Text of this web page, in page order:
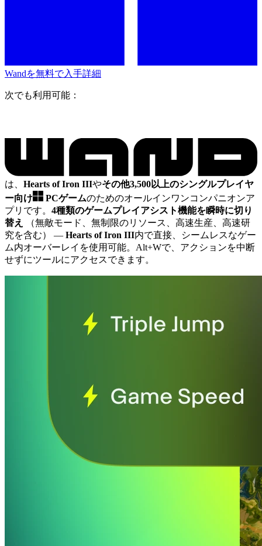
Wandを無料で入手詳細
次でも利用可能：
は、 Hearts of Iron IIIやその他3,500以上のシングルプレイヤ
ー向け
PCゲームのためのオールインワンコンパニオンア
プリです。 4種類のゲームプレイアシスト機能を瞬時に切り
替え
（無敵モード、無制限のリソース、高速生産、高速研
究を含む） — Hearts of Iron III内で直接、シームレスなゲー
ム内オーバーレイを使用可能。Alt+Wで、アクションを中断
せずにツールにアクセスできます。